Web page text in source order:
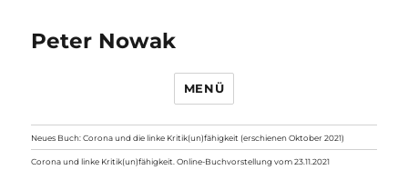
Peter Nowak
MENÜ
Neues Buch: Corona und die linke Kritik(un)fähigkeit (erschienen Oktober 2021)
Corona und linke Kritik(un)fähigkeit. Online-Buchvorstellung vom 23.11.2021